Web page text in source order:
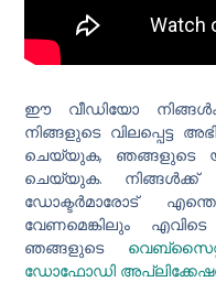
ഈ വീഡിയോ
നിങ്ങളുടെ വിലപ്പെട്ട
ചെയ്യുക,
ചെയ്യുക. നിങ്ങൾക്ക്
ഡോക്ടർമാരോട്
വേണമെങ്കിലും
ഞങ്ങളുടെ
ഡോഫോഡി